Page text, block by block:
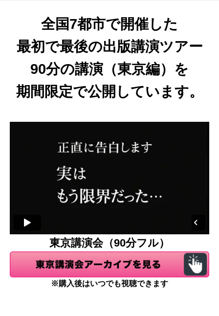
全国7都市で開催した
最初で最後の出版講演ツアー
90分の講演（東京編）を
期間限定で公開しています。
東京講演会（90分フル）
※購入後はいつでも視聴できます